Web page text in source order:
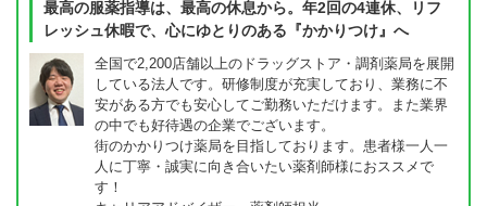
最高の服薬指導は、最高の休息から。年2回の4連休、リフ
レッシュ休暇で、心にゆとりのある『かかりつけ』へ
全国で2,200店舗以上のドラッグストア・調剤薬局を展開
している法人です。研修制度が充実しており、業務に不
安がある方でも安心してご勤務いただけます。また業界
の中でも好待遇の企業でございます。
街のかかりつけ薬局を目指しております。患者様一人一
人に丁寧・誠実に向き合いたい薬剤師様におススメで
す！